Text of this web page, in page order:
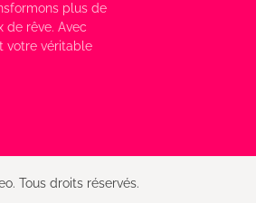
plus de
de rêve. Avec
votre véritable
Tous droits réservés.